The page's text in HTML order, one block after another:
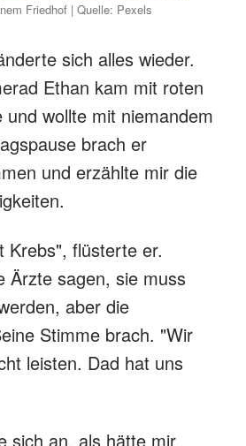
Friedhof | Quelle: Pexels
sich alles wieder.
Ethan kam mit roten
wollte mit niemandem
brach er
und erzählte mir die
Krebs", flüsterte er.
Ärzte sagen, sie muss
aber die
Stimme brach. "Wir
leisten. Dad hat uns
sich an, als hätte mir